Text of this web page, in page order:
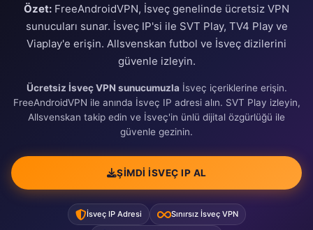
Özet: FreeAndroidVPN, İsveç genelinde ücretsiz VPN
sunucuları sunar. İsveç IP'si ile SVT Play, TV4 Play ve
Viaplay'e erişin. Allsvenskan futbol ve İsveç dizilerini
güvenle izleyin.
Ücretsiz İsveç VPN sunucumuzla İsveç içeriklerine erişin.
FreeAndroidVPN ile anında İsveç IP adresi alın. SVT Play izleyin,
Allsvenskan takip edin ve İsveç'in ünlü dijital özgürlüğü ile
güvenle gezinin.
ŞIMDI İSVEÇ IP AL
İsveç IP Adresi Sınırsız İsveç VPN